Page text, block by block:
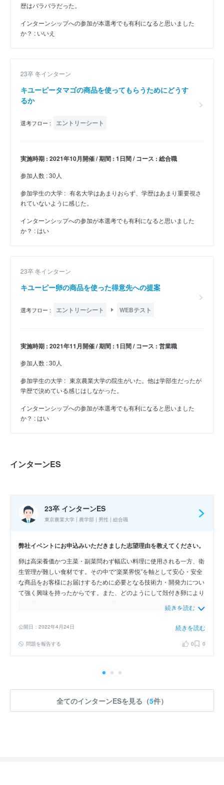
歴はバラバラだった。
インターンシップへの参加が本選考でも有利になると思いました
か？ : いいえ
23卒 冬インターン
キユーピータマゴの商品を使ってもらうためにどうす
るか
選考フロー : エントリーシート
実施時期 : 2021年10月開催 / 期間 : 1日間 / コース : 総合職
参加人数 : 30人
参加学生の大学 : 有名大学はあまりおらず、学歴はあまり重要視さ
れていないように感じた。
インターンシップへの参加が本選考でも有利になると思いました
か？ : はい
23卒 冬インターン
キユーピー卵の商品を使った得意先への提案
選考フロー : エントリーシート WEBテスト
実施時期 : 2021年11月開催 / 期間 : 1日間 / コース : 営業職
参加人数 : 30人
参加学生の大学 : 東京農業大学の院生がいた。他は学部生だったが
学歴で決めている感じはしなかった。
インターンシップへの参加が本選考でも有利になると思いました
か？ : はい
インターンES
23卒 インターンES
東京農業大学 | 農学部 | 男性 | 総合職
弊社イベントにお申込みいただきました志望理由を教えてください。
卵は高栄養価かつ主菜・副菜問わず幅広い料理に使用される一方、衛
生管理が難しい食材です。その中で“楽業界悦”を軸として安心・安全
な商品をお客様にお届けするために必要となる技術力・開発力につい
て強く興味を持ったからです。また、どのようにして殻付き卵により
て、ワークや座談会を通じて理解を深めたいと考えています。
続きを読む
公開日：2022年4月24日 続きを読む
問題を報告する 0 0
全てのインターンESを見る（5件）